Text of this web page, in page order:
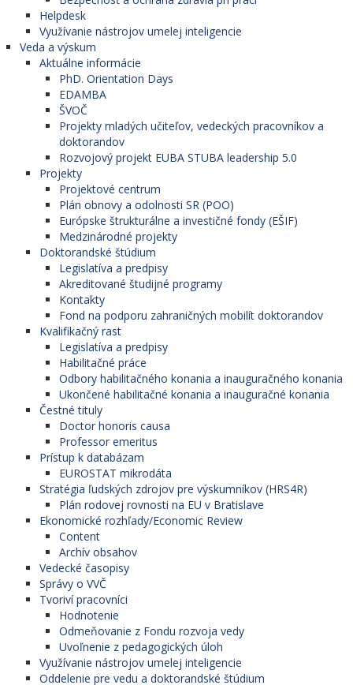
Helpdesk
Využívanie nástrojov umelej inteligencie
Veda a výskum
Aktuálne informácie
PhD. Orientation Days
EDAMBA
ŠVOČ
Projekty mladých učiteľov, vedeckých pracovníkov a
doktorandov
Rozvojový projekt EUBA STUBA leadership 5.0
Projekty
Projektové centrum
Plán obnovy a odolnosti SR (POO)
Európske štrukturálne a investičné fondy (EŠIF)
Medzinárodné projekty
Doktorandské štúdium
Legislatíva a predpisy
Akreditované študijné programy
Kontakty
Fond na podporu zahraničných mobilít doktorandov
Kvalifikačný rast
Legislatíva a predpisy
Habilitačné práce
Odbory habilitačného konania a inauguračného konania
Ukončené habilitačné konania a inauguračné konania
Čestné tituly
Doctor honoris causa
Professor emeritus
Prístup k databázam
EUROSTAT mikrodáta
Stratégia ľudských zdrojov pre výskumníkov (HRS4R)
Plán rodovej rovnosti na EU v Bratislave
Ekonomické rozhľady/Economic Review
Content
Archív obsahov
Vedecké časopisy
Správy o VVČ
Tvoriví pracovníci
Hodnotenie
Odmeňovanie z Fondu rozvoja vedy
Uvoľnenie z pedagogických úloh
Využívanie nástrojov umelej inteligencie
Oddelenie pre vedu a doktorandské štúdium